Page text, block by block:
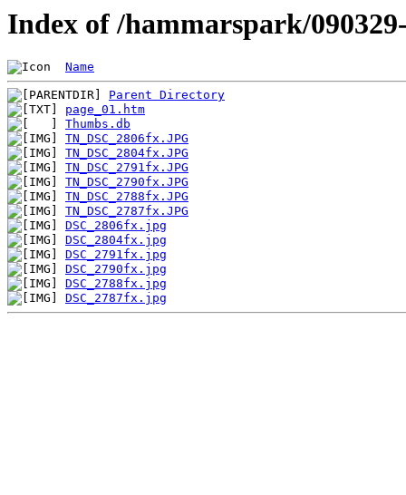
Index of /hammarspark/
Name
Parent Directory
page_01.htm
Thumbs.db
TN_DSC_2806fx.JPG
TN_DSC_2804fx.JPG
TN_DSC_2791fx.JPG
TN_DSC_2790fx.JPG
TN_DSC_2788fx.JPG
TN_DSC_2787fx.JPG
DSC_2806fx.jpg
DSC_2804fx.jpg
DSC_2791fx.jpg
DSC_2790fx.jpg
DSC_2788fx.jpg
DSC_2787fx.jpg